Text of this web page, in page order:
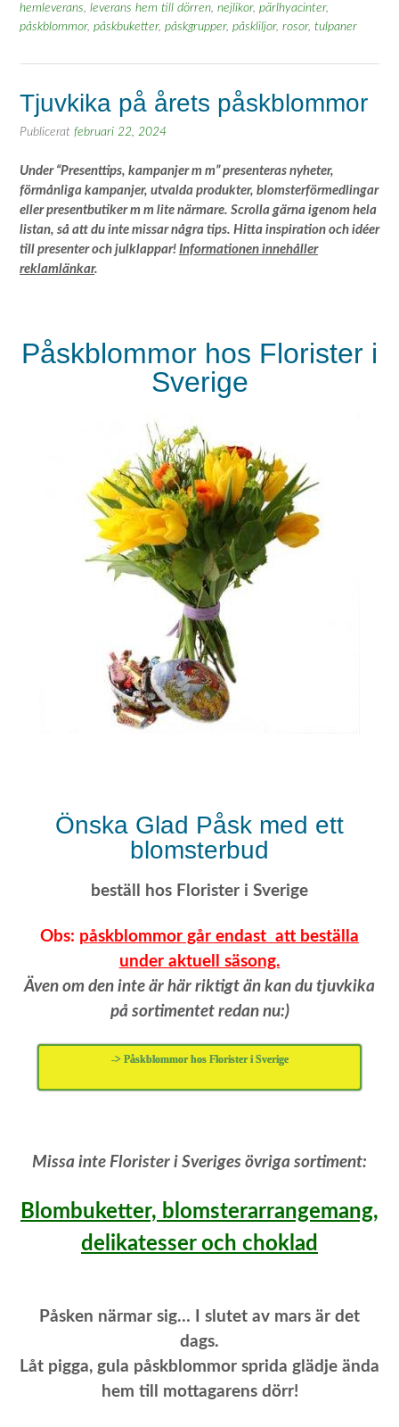
hemleverans, leverans hem till dörren, nejlikor, pärlhyacinter,
påskblommor, påskbuketter, påskgrupper, påskliljor, rosor, tulpaner
Tjuvkika på årets påskblommor
Publicerat februari 22, 2024
Under “Presenttips, kampanjer m m” presenteras nyheter,
förmånliga kampanjer, utvalda produkter, blomsterförmedlingar
eller presentbutiker m m lite närmare. Scrolla gärna igenom hela
listan, så att du inte missar några tips. Hitta inspiration och idéer
till presenter och julklappar! Informationen innehåller
reklamlänkar.
Påskblommor hos Florister i
Sverige
Önska Glad Påsk med ett
blomsterbud
beställ hos Florister i Sverige
Obs: påskblommor går endast att beställa
under aktuell säsong.
Även om den inte är här riktigt än kan du tjuvkika
på sortimentet redan nu:)
-> Påskblommor hos Florister i Sverige
Missa inte Florister i Sveriges övriga sortiment:
Blombuketter, blomsterarrangemang,
delikatesser och choklad
Påsken närmar sig… I slutet av mars är det
dags.
Låt pigga, gula påskblommor sprida glädje ända
hem till mottagarens dörr!